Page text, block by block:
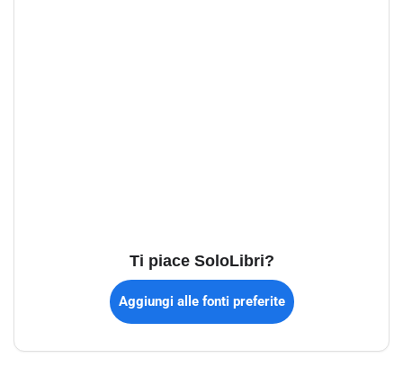
Ti piace SoloLibri?
Aggiungi alle fonti preferite